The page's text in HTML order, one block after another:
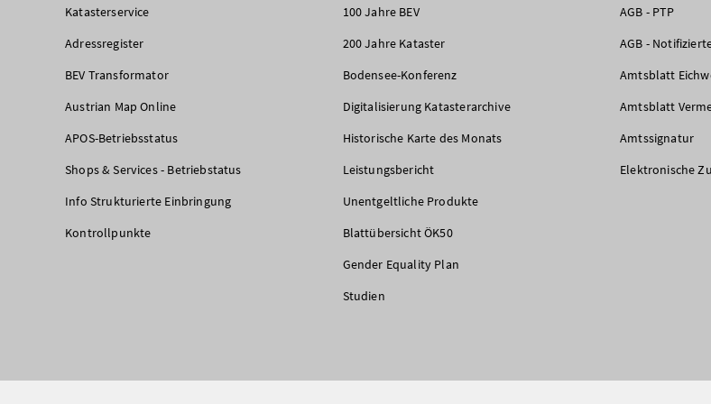
Katasterservice
Adressregister
BEV Transformator
Austrian Map Online
APOS-Betriebsstatus
Shops & Services - Betriebstatus
Info Strukturierte Einbringung
Kontrollpunkte
100 Jahre BEV
200 Jahre Kataster
Bodensee-Konferenz
Digitalisierung Katasterarchive
Historische Karte des Monats
Leistungsbericht
Unentgeltliche Produkte
Blattübersicht ÖK50
Gender Equality Plan
Studien
AGB - PTP
AGB -
Amtsblatt
Amtsblatt
Amtssignatur
Elektronische